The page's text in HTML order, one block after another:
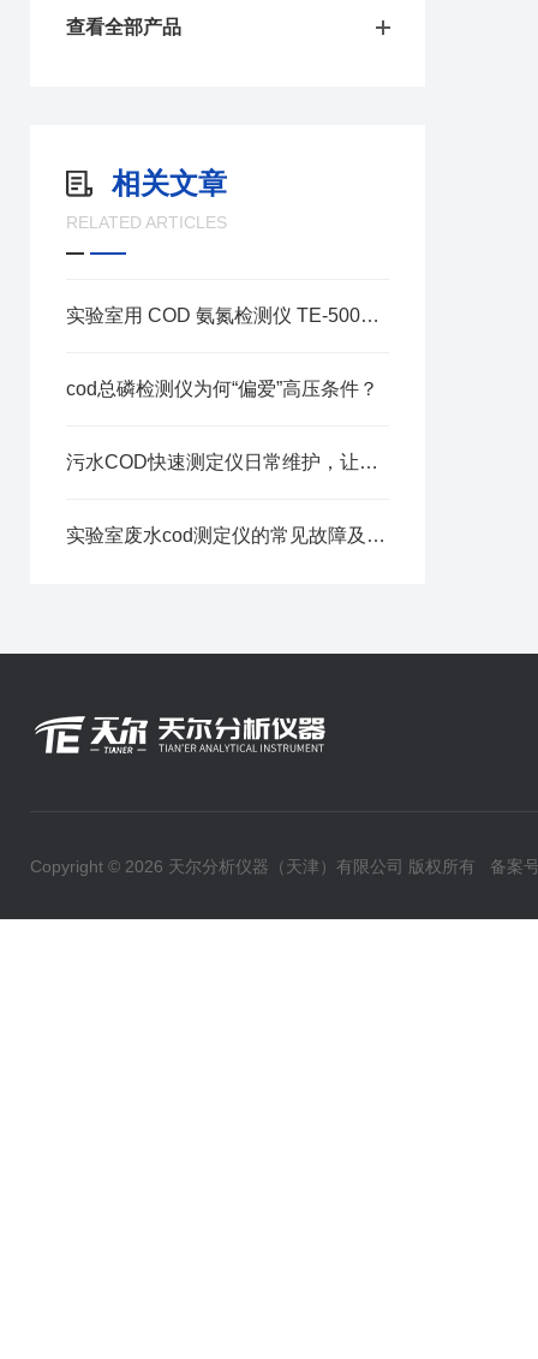
查看全部产品
相关文章
RELATED ARTICLES
实验室用 COD 氨氮检测仪 TE-5000Plus：智能化的实验室检测设计
cod总磷检测仪为何“偏爱”高压条件？
污水COD快速测定仪日常维护，让检测更精准！
实验室废水cod测定仪的常见故障及解决方法
Copyright © 2026 天尔分析仪器（天津）有限公司 版权所有 备案